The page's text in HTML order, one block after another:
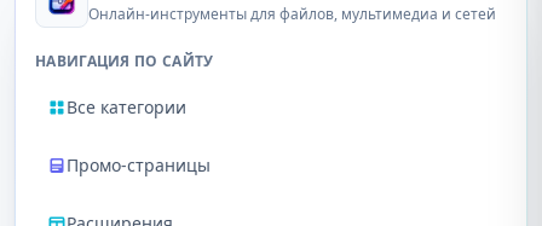
Онлайн-инструменты для файлов, мультимедиа и сетей
НАВИГАЦИЯ ПО САЙТУ
Все категории
Промо-страницы